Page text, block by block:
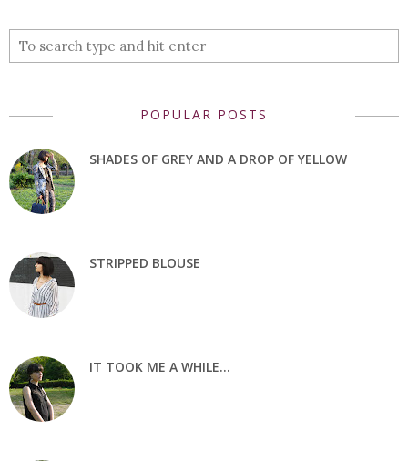
POPULAR POSTS
SHADES OF GREY AND A DROP OF YELLOW
STRIPPED BLOUSE
IT TOOK ME A WHILE...